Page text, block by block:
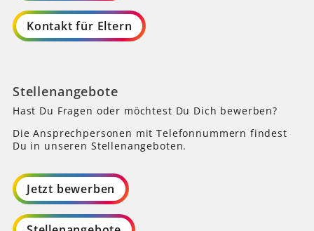
Kontakt für Eltern
Stellenangebote
Hast Du Fragen oder möchtest Du Dich bewerben?
Die Ansprechpersonen mit Telefonnummern findest
Du in unseren Stellenangeboten.
Jetzt bewerben